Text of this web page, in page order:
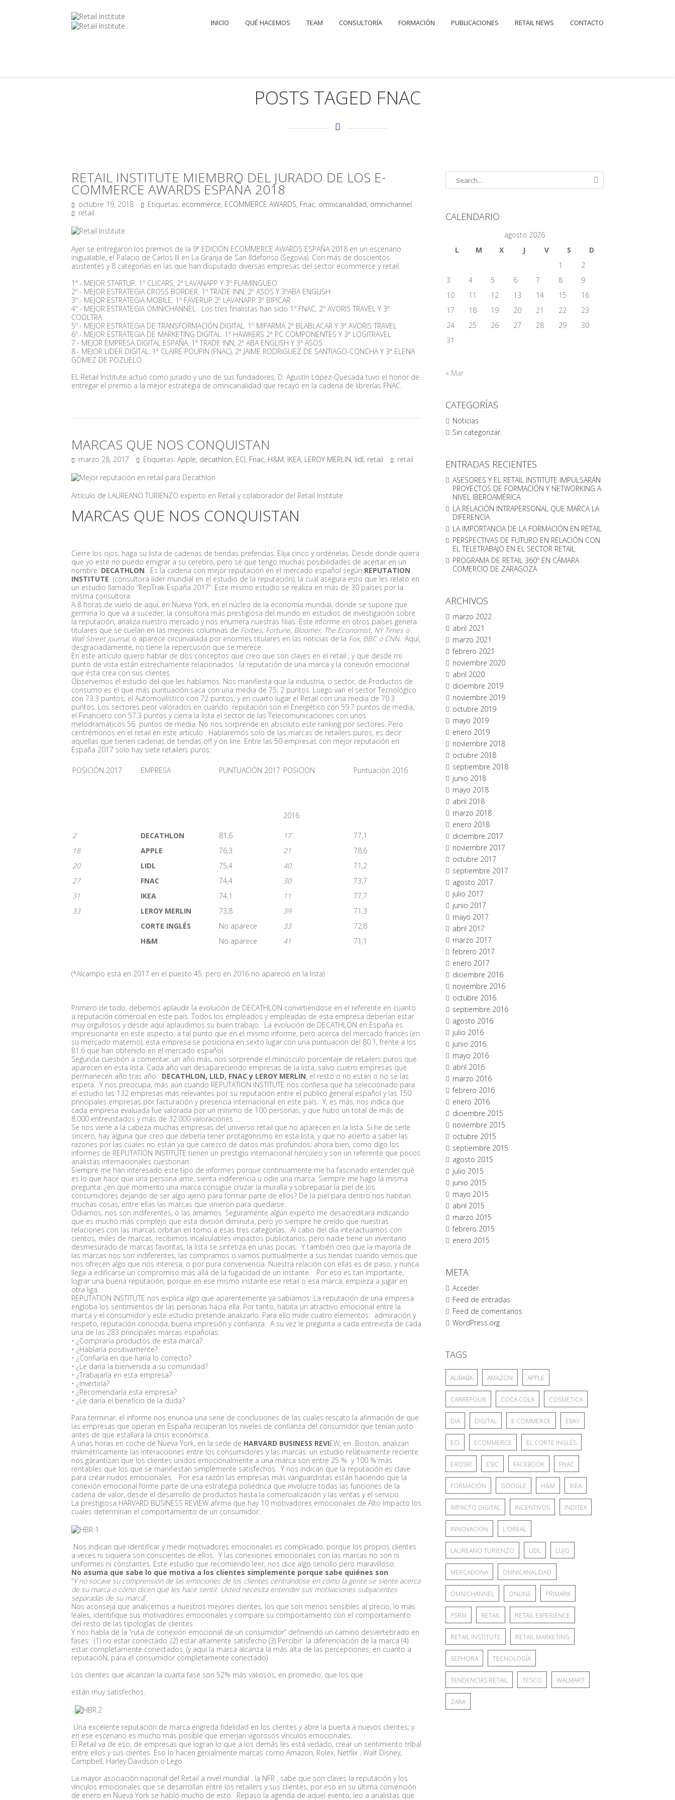
INICIO QUÉ HACEMOS TEAM CONSULTORÍA FORMACIÓN PUBLICACIONES RETAIL NEWS CONTACTO
POSTS TAGED FNAC
RETAIL INSTITUTE MIEMBRO DEL JURADO DE LOS E-
COMMERCE AWARDS ESPAÑA 2018
octubre 19, 2018 Etiquetas: ecommerce, ECOMMERCE AWARDS, Fnac, omnicanalidad, omnichannel
retail
Ayer se entregaron los premios de la 9ª EDICIÓN ECOMMERCE AWARDS ESPAÑA 2018 en un escenario
inigualable, el Palacio de Carlos III en La Granja de San Ildefonso (Segovia). Con más de doscientos
asistentes y 8 categorías en las que han disputado diversas empresas del sector ecommerce y retail.
1ª.- MEJOR STARTUP. 1º CLICARS, 2ª LAVANAPP Y 3º FLAMINGUEO
2º.- MEJOR ESTRATEGIA CROSS BORDER. 1º TRADE INN, 2º ASOS Y 3ºABA ENGLISH
3º.- MEJOR ESTRATEGIA MOBILE. 1º FAVERUP 2º LAVANAPP 3º BIPICAR
4º.- MEJOR ESTRATEGIA OMNICHANNEL . Los tres finalistas han sido 1º FNAC, 2º AVORIS TRAVEL Y 3º
COOLTRA.
5º.- MEJOR ESTRATEGIA DE TRANSFORMACIÓN DIGITAL. 1º MIFARMA 2ª BLABLACAR Y 3ª AVORIS TRAVEL
6º.- MEJOR ESTRATEGIA DE MARKETING DIGITAL. 1ª HAWKERS 2ª PC COMPONENTES Y 3ª LOGITRAVEL
7.- MEJOR EMPRESA DIGITAL ESPAÑA. 1ª TRADE INN, 2ª ABA ENGLISH Y 3ª ASOS
8.- MEJOR LIDER DIGITAL. 1ª CLAIRE POUPIN (FNAC), 2ª JAIME RODRIGUEZ DE SANTIAGO-CONCHA Y 3ª ELENA
GÓMEZ DE POZUELO
EL Retail Institute actuó como jurado y uno de sus fundadores, D. Agustín López-Quesada tuvo el honor de
entregar el premio a la mejor estrategia de omnicanalidad que recayó en la cadena de librerías FNAC.
MARCAS QUE NOS CONQUISTAN
marzo 28, 2017 Etiquetas: Apple, decathlon, ECI, Fnac, H&M, IKEA, LEROY MERLIN, lidl, retail retail
Artículo de LAUREANO TURIENZO experto en Retail y colaborador del Retail Institute
MARCAS QUE NOS CONQUISTAN
Cierre los ojos, haga su lista de cadenas de tiendas preferidas. Elija cinco y ordénelas. Desde donde quiera
que yo esté no puedo emigrar a su cerebro, pero sé que tengo muchas posibilidades de acertar en un
nombre: DECATHLON. Es la cadena con mejor reputación en el mercado español según REPUTATION
INSTITUTE (consultora líder mundial en el estudio de la reputación), la cual asegura esto que les relato en
un estudio llamado “RepTrak España 2017”. Este mismo estudio se realiza en más de 30 países por la
misma consultora.
A 8 horas de vuelo de aquí, en Nueva York, en el núcleo de la economía mundial, donde se supone que
germina lo que va a suceder, la consultora más prestigiosa del mundo en estudios de investigación sobre
la reputación, analiza nuestro mercado y nos enumera nuestras filias. Este informe en otros países genera
titulares que se cuelan en las mejores columnas de Forbes, Fortune, Bloomer, The Economist, NY Times o
Wall Street Journal, o aparece circunvalada por enormes titulares en las noticias de la Fox, BBC o CNN. Aquí,
desgraciadamente, no tiene la repercusión que se merece.
En este artículo quiero hablar de dos conceptos que creo que son claves en el retail , y que desde mi
punto de vista están estrechamente relacionados : la reputación de una marca y la conexión emocional
que ésta crea con sus clientes.
Observemos el estudio del que les hablamos. Nos manifiesta que la industria, o sector, de Productos de
consumo es el que más puntuación saca con una media de 75, 2 puntos. Luego van el sector Tecnológico
con 73.3 puntos; el Automovilístico con 72 puntos, y en cuarto lugar el Retail con una media de 70.3
puntos. Los sectores peor valorados en cuando reputación son el Energético con 59.7 puntos de media,
el Financiero con 57.3 puntos y cierra la lista el sector de las Telecomunicaciones con unos
melodramáticos 56 puntos de media. No nos sorprende en absoluto este ranking por sectores. Pero
centrémonos en el retail en este artículo . Hablaremos solo de las marcas de retailers puros, es decir
aquellas que tienen cadenas de tiendas off y on line. Entre las 50 empresas con mejor reputación en
España 2017 solo hay siete retailers puros:
POSICIÓN 2017 EMPRESA PUNTUACIÓN 2017 POSICIÓN
2016
Puntuación 2016
2 DECATHLON 81,6 17
77,1
18
APPLE 76,3 21
78,6
20
LIDL 75,4 40
71,2
27
FNAC 74,4 30
73,7
31
IKEA 74,1 11
77,7
33
LEROY MERLIN 73,8 39
71,3
CORTE INGLÉS
No aparece 33
72,8
H&M
No aparece 41 71,1
(*Alcampo está en 2017 en el puesto 45, pero en 2016 no apareció en la lista)
Primero de todo, debemos aplaudir la evolución de DECATHLON convirtiéndose en el referente en cuanto
a reputación comercial en este país. Todos los empleados y empleadas de esta empresa deberían estar
muy orgullosos y desde aquí aplaudimos su buen trabajo. La evolución de DECATHLON en España es
impresionante en este aspecto, a tal punto que en el mismo informe, pero acerca del mercado francés (en
su mercado materno), esta empresa se posiciona en sexto lugar con una puntuación del 80.1, frente a los
81.6 que han obtenido en el mercado español.
Segunda cuestión a comentar: un año más, nos sorprende el minúsculo porcentaje de retailers puros que
aparecen en esta lista. Cada año van desapareciendo empresas de la lista, salvo cuatro empresas que
permanecen año tras año: DECATHLON, LILD, FNAC y LEROY MERLIN, el resto o no están o no se las
espera. Y nos preocupa, más aún cuando REPUTATION INSTITUTE nos confiesa que ha seleccionado para
el estudio las 132 empresas más relevantes por su reputación entre el público general español y las 150
principales empresas por facturación y presencia internacional en este país. Y, es más, nos indica que
cada empresa evaluada fue valorada por un mínimo de 100 personas, y que hubo un total de más de
8.000 entrevistados y más de 32.000 valoraciones….
Se nos viene a la cabeza muchas empresas del universo retail que no aparecen en la lista. Si he de serle
sincero, hay alguna que creo que debería tener protagonismo en esta lista, y que no acierto a saber las
razones por las cuales no están ya que carezco de datos más profundos; ahora bien, como digo los
informes de REPUTATION INSTITUTE tienen un prestigio internacional hercúleo y son un referente que pocos
analistas internacionales cuestionan.
Siempre me han interesado este tipo de informes porque continuamente me ha fascinado entender qué
es lo que hace que una persona ame, sienta indiferencia u odie una marca. Siempre me hago la misma
pregunta: ¿en qué momento una marca consigue cruzar la muralla y sobrepasar la piel de los
consumidores dejando de ser algo ajeno para formar parte de ellos? De la piel para dentro nos habitan
muchas cosas, entre ellas las marcas que vinieron para quedarse.
Odiamos, nos son indiferentes, o las amamos. Seguramente algún experto me desacreditará indicando
que es mucho más complejo que esta división diminuta, pero yo siempre he creído que nuestras
relaciones con las marcas orbitan en torno a esas tres categorías. Al cabo del día interactuamos con
cientos, miles de marcas, recibimos incalculables impactos publicitarios, pero nadie tiene un inventario
desmesurado de marcas favoritas, la lista se sintetiza en unas pocas. Y también creo que la mayoría de
las marcas nos son indiferentes, las compramos o vamos puntualmente a sus tiendas cuando vemos que
nos ofrecen algo que nos interesa, o por pura conveniencia. Nuestra relación con ellas es de paso, y nunca
llega a edificarse un compromiso más allá de la fugacidad de un instante. Por eso es tan importante,
lograr una buena reputación, porque en ese mismo instante ese retail o esa marca, empieza a jugar en
otra liga.
REPUTATION INSTITUTE nos explica algo que aparentemente ya sabíamos: La reputación de una empresa
engloba los sentimientos de las personas hacia ella. Por tanto, habita un atractivo emocional entre la
marca y el consumidor y este estudio pretende analizarlo. Para ello mide cuatro elementos: admiración y
respeto, reputación conocida, buena impresión y confianza. A su vez le pregunta a cada entrevista de cada
una de las 283 principales marcas españolas:
• ¿Compraría productos de esta marca?
• ¿Hablaría positivamente?
• ¿Confiaría en que haría lo correcto?
• ¿Le daría la bienvenida a su comunidad?
• ¿Trabajaría en esta empresa?
• ¿Invertiría?
• ¿Recomendaría esta empresa?
• ¿Le daría el beneficio de la duda?
Para terminar, el informe nos enuncia una serie de conclusiones de las cuales rescato la afirmación de que
las empresas que operan en España recuperan los niveles de confianza del consumidor que tenían justo
antes de que estallara la crisis económica.
A unas horas en coche de Nueva York, en la sede de HARVARD BUSINESS REVIEW, en Boston, analizan
milimétricamente las interacciones entre los consumidores y las marcas: un estudio relativamente reciente
nos garantizan que los clientes unidos emocionalmente a una marca son entre 25 % y 100 % más
rentables que los que se manifiestan simplemente satisfechos. Y nos indican que la reputación es clave
para crear nudos emocionales. Por esa razón las empresas más vanguardistas están haciendo que la
conexión emocional forme parte de una estrategia poliédrica que involucre todas las funciones de la
cadena de valor, desde el desarrollo de productos hasta la comercialización y las ventas y el servicio.
La prestigiosa HARVARD BUSINESS REVIEW afirma que hay 10 motivadores emocionales de Alto Impacto los
cuales determinan el comportamiento de un consumidor:
Nos indican que identificar y medir motivadores emocionales es complicado, porque los propios clientes
a veces ni siquiera son conscientes de ellos. Y las conexiones emocionales con las marcas no son ni
uniformes ni constantes. Este estudio que recomiendo leer, nos dice algo sencillo pero maravilloso:
No asuma que sabe lo que motiva a los clientes simplemente porque sabe quiénes son
“Y no socave su comprensión de las emociones de los clientes centrándose en cómo la gente se siente acerca
de su marca o cómo dicen que les hace sentir. Usted necesita entender sus motivaciones subyacentes
separadas de su marca”.
Nos aconseja que analicemos a nuestros mejores clientes, los que son menos sensibles al precio, lo más
leales, identifique sus motivadores emocionales y compare su comportamiento con el comportamiento
del resto de las tipologías de clientes.
Y nos habla de la “ruta de conexión emocional de un consumidor” definiendo un camino desvertebrado en
fases: (1) no estar conectado ,(2) estar altamente satisfecho (3) Percibir la diferenciación de la marca (4)
estar completamente conectados. (y aquí la marca alcanza la más alta de las percepciones, en cuanto a
reputacióN, para el consumidor completamente conectado)
Los clientes que alcanzan la cuarta fase son 52% más valiosos, en promedio, que los que
están muy satisfechos.
Una excelente reputación de marca engreda fidelidad en los clientes y abre la puerta a nuevos clientes; y
en ese escenario es mucho más posible que emerjan vigorosos vínculos emocionales.
El Retail va de eso, de empresas que logran lo que a los demás les está vedado, crear un sentimiento tribal
entre ellos y sus clientes. Eso lo hacen genialmente marcas como Amazon, Rolex, Netflix , Walt Disney,
Campbell, Harley Davidson o Lego.
La mayor asociación nacional del Retail a nivel mundial , la NFR , sabe que son claves la reputación y los
vínculos emocionales que se desarrollan entre los retailers y sus clientes, por eso en su última convención
de enero en Nueva York se habló mucho de esto. Repaso la agenda de aquel evento, leo a analistas que
CALENDARIO
agosto 2026
L
M X J V S
D
1
2
3
4 5 6 7 8
9
10
11 12 13 14 15
16
17
18 19 20 21 22
23
24
25 26 27 28 29
30
31
« Mar
CATEGORÍAS
Noticias
Sin categorizar
ENTRADAS RECIENTES
ASESORES Y EL RETAIL INSTITUTE IMPULSARÁN
PROYECTOS DE FORMACIÓN Y NETWORKING A
NIVEL IBEROAMÉRICA
LA RELACIÓN INTRAPERSONAL QUE MARCA LA
DIFERENCIA
LA IMPORTANCIA DE LA FORMACIÓN EN RETAIL
PERSPECTIVAS DE FUTURO EN RELACIÓN CON
EL TELETRABAJO EN EL SECTOR RETAIL.
PROGRAMA DE RETAIL 360º EN CÁMARA
COMERCIO DE ZARAGOZA
ARCHIVOS
marzo 2022
abril 2021
marzo 2021
febrero 2021
noviembre 2020
abril 2020
diciembre 2019
noviembre 2019
octubre 2019
mayo 2019
enero 2019
noviembre 2018
octubre 2018
septiembre 2018
junio 2018
mayo 2018
abril 2018
marzo 2018
enero 2018
diciembre 2017
noviembre 2017
octubre 2017
septiembre 2017
agosto 2017
julio 2017
junio 2017
mayo 2017
abril 2017
marzo 2017
febrero 2017
enero 2017
diciembre 2016
noviembre 2016
octubre 2016
septiembre 2016
agosto 2016
julio 2016
junio 2016
mayo 2016
abril 2016
marzo 2016
febrero 2016
enero 2016
diciembre 2015
noviembre 2015
octubre 2015
septiembre 2015
agosto 2015
julio 2015
junio 2015
mayo 2015
abril 2015
marzo 2015
febrero 2015
enero 2015
META
Acceder
Feed de entradas
Feed de comentarios
WordPress.org
TAGS
ALIBABA AMAZON APPLE
CARREFOUR COCA COLA COSMETICA
DIA DIGITAL E-COMMERCE EBAY
ECI ECOMMERCE EL CORTE INGLÉS
EROSKI ESIC FACEBOOK FNAC
FORMACIÓN GOOGLE H&M IKEA
IMPACTO DIGITAL INCENTIVOS INDITEX
INNOVACION L'OREAL
LAUREANO TURIENZO LIDL LUJO
MERCADONA OMNICANALIDAD
OMNICHANNEL ONLINE PRIMARK
PSRM RETAIL RETAIL EXPERIENCE
RETAIL INSTITUTE RETAIL MARKETING
SEPHORA TECNOLOGÍA
TENDENCIAS RETAIL TESCO WALMART
ZARA